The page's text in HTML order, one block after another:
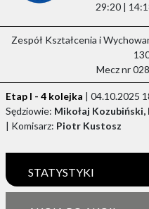
29:20 |
Zespół Kształcenia i
Mecz nr
Etap I - 4 kolejka | 04.10.2025
Sędziowie: Mikołaj
| Komisarz: Piotr Kustosz
STATYSTYKI